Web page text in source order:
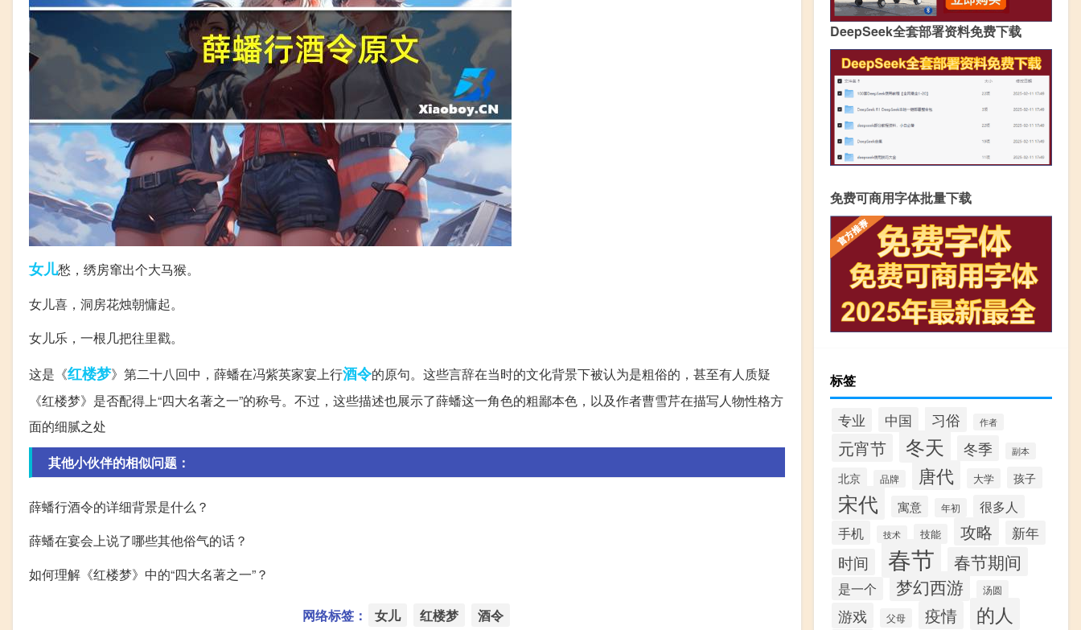
女儿愁，绣房窜出个大马猴。
女儿喜，洞房花烛朝慵起。
女儿乐，一根几把往里戳。
这是《红楼梦》第二十八回中，薛蟠在冯紫英家宴上行酒令的原句。这些言辞在当时的文化背景下被认为是粗俗的，甚至有人质疑
《红楼梦》是否配得上“四大名著之一”的称号。不过，这些描述也展示了薛蟠这一角色的粗鄙本色，以及作者曹雪芹在描写人物性格方
面的细腻之处
其他小伙伴的相似问题：
薛蟠行酒令的详细背景是什么？
薛蟠在宴会上说了哪些其他俗气的话？
如何理解《红楼梦》中的“四大名著之一”？
网络标签： 女儿 红楼梦 酒令
DeepSeek全套部署资料免费下载
免费可商用字体批量下载
标签
专业 中国 习俗 作者
元宵节 冬天 冬季 副本
北京 品牌 唐代 大学 孩子
宋代 寓意 年初 很多人
手机 技术 技能 攻略 新年
时间 春节 春节期间
是一个 梦幻西游 汤圆
游戏 父母 疫情 的人